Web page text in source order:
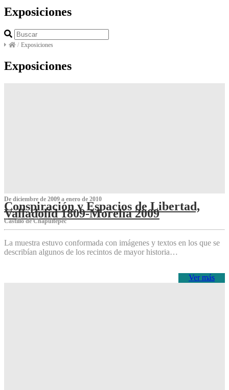
Exposiciones
/ Exposiciones
Exposiciones
De diciembre de 2009 a enero de 2010
Conspiración y Espacios de Libertad,
Valladolid 1809-Morelia 2009
Castillo de Chapultepec
La muestra estuvo conformada con imágenes y textos en los que se
describían algunos de los recintos de mayor historia…
Ver más